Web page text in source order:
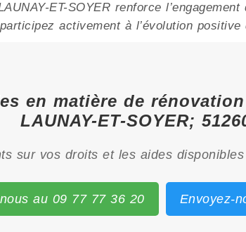
ET-SOYER renforce
activement à l’évolution positive
en matière de rénovation
LAUNAY-ET-SOYER;
sur vos droits et les aides
au 09 77 77 36 20 Envoyez-